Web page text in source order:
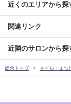
近くのエリアから探
関連リンク
近隣のサロンから探
総合トップ ネイル・まつ